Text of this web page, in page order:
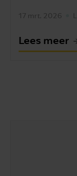
17 mrt. 2026
Lees meer